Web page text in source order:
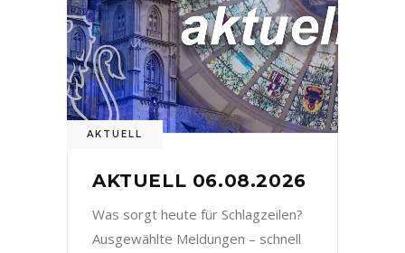
AKTUELL
AKTUELL 06.08.2026
Was sorgt heute für Schlagzeilen?
Ausgewählte Meldungen – schnell